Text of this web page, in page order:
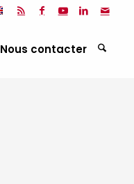
Nous contacter